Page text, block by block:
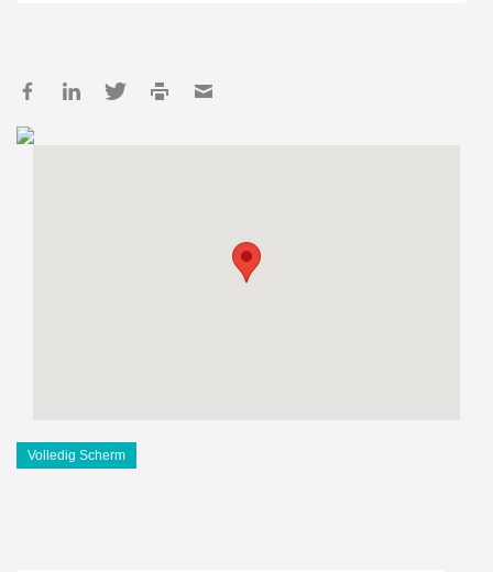
Volledig Scherm